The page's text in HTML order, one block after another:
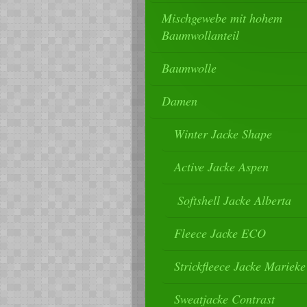
Mischgewebe mit hohem
Baumwollanteil
Baumwolle
Damen
Winter Jacke Shape
Active Jacke Aspen
Softshell Jacke Alberta
Fleece Jacke ECO
Strickfleece Jacke Marieke
Sweatjacke Contrast